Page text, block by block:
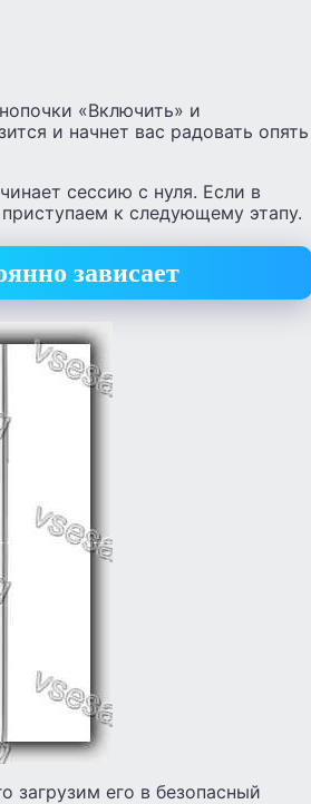
«Включить» и
и начнет вас радовать опять
сессию с нуля. Если в
к следующему этапу.
зависает
загрузим его в безопасный